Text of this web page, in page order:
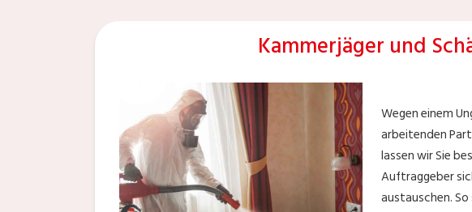
Kammerjäger und
Wegen einem
arbeitenden
lassen wir Sie
Auftraggeber
austauschen.